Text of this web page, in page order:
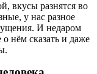
вкусы разнятся во
у нас разное
И недаром
нём сказать и даже